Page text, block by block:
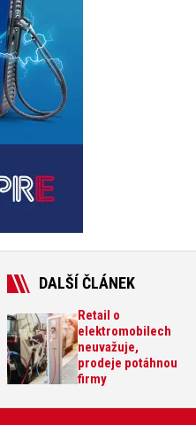
DALŠÍ ČLÁNEK
Retail o
elektromobilech
neuvažuje,
prodeje potáhnou
firmy